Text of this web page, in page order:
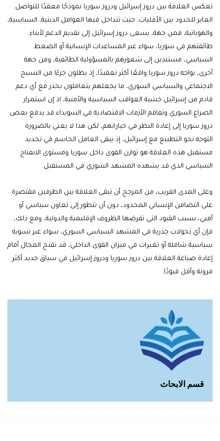
تعكس العلاقة بين دروز إسرائيل ودروز سوريا نموذجًا معقدًا للتواصل
العابر للحدود بين الأقليات، حيث تتداخل فيها العوامل الدينية، السياسية،
والهوياتية، فمن جهة، يسعى دروز إسرائيل إلى تقديم الدعم لأبناء
طائفتهم في سوريا، سواء عبر المساعدات الإنسانية أو الضغط
السياسي، مستندين إلى شعورهم بالمسؤولية الطائفية، ومن جهة
أخرى، يواجه دروز سوريا واقعًا أكثر تعقيدًا، إذ يظلون جزءًا من النسيج
الاجتماعي والسياسي السوري، ما يجعلهم يتعاملون بحذر مع أي دعم
قادم من إسرائيل خشية العواقب السياسية والأمنية، اذ إن استمرار
الصراع السوري وتفاقم الأزمات الاقتصادية في السويداء قد يدفع بعض
دروز سوريا إلى إعادة النظر في خياراتهم، لكن هذا لا يعني بالضرورة
التوجه نحو التطبيع مع إسرائيل، إذ يبقى العامل الحاسم في تحديد
مستقبل هذه العلاقة هو توازن القوى داخل سوريا ومستوى الانفتاح
السياسي الذي قد يشهده المشهد السوري في المستقبل.
وعلى المدى القريب، من المرجح أن تبقى العلاقة بين الطرفين مقتصرة
على التضامن الإنساني المحدود، دون أن تتطور إلى تعاون سياسي أو
أمني، بسبب القيود التي تفرضها الظروف الإقليمية والدولية، ومع ذلك،
فإن أي تحولات جذرية في المشهد السياسي السوري، سواء عبر تسوية
سياسية شاملة أو تغيرات في ميزان القوى الداخلي، قد تفتح المجال أمام
إعادة صياغة العلاقة بين دروز سوريا ودروز إسرائيل في سياق جديد أكثر
مرونة وأقل قيودًا.
قسم الابحاث